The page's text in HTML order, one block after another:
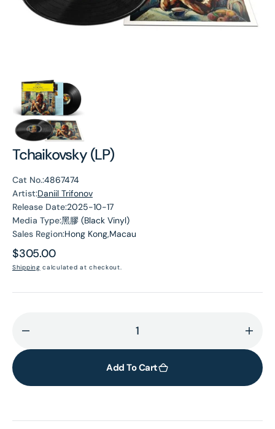
Tchaikovsky (LP)
Cat No.:4867474
Artist:Daniil Trifonov
Release Date:2025-10-17
Media Type:黑膠 (Black Vinyl)
Sales Region:Hong Kong,Macau
Regular
price
$305.00
Shipping calculated at checkout.
quantity
Tchaikovsky
for
Add To Cart